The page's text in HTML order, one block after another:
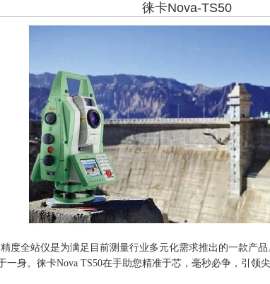
徕卡Nova-TS50
度全站仪是为满足目前测量行业多元化需求推出的一款产
身。徕卡Nova TS50在手助您精准于芯，毫秒必争，引领尖